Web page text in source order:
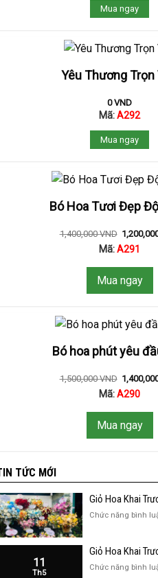
Mua ngay
Yêu Thương Trọn
0VND
Mã:A292
Mua ngay
Bó Hoa Tươi Đẹp
1,400,000VND
Mã:A291
Mua ngay
Bó hoa phút yêu
1,500,000VND
Mã:A290
Mua ngay
TỨC MỚI
Giỏ Hoa Khai
Chức năng bình
11
Th5
Giỏ Hoa Khai
Chức năng bình